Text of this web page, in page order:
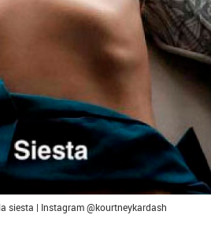
siesta | Instagram @kourtneykardash